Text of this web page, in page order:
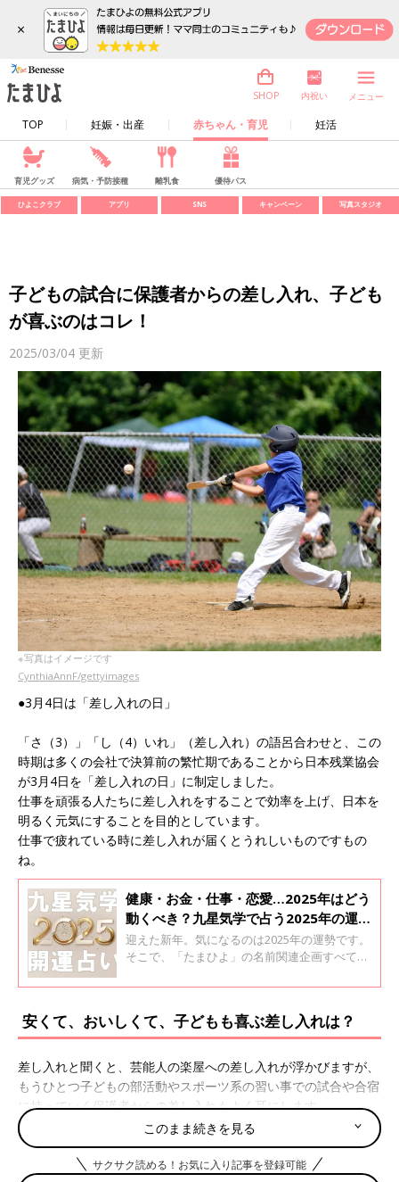
×
TOP 妊娠・出産 赤ちゃん・育児 妊活
SHOP 内祝い メニュー
育児グッズ 病気・予防接種 離乳食 優待パス
ひよこクラブ アプリ SNS キャンペーン 写真スタジオ
子どもの試合に保護者からの差し入れ、子ども
が喜ぶのはコレ！
2025/03/04 更新
※写真はイメージです
CynthiaAnnF/gettyimages
●3月4日は「差し入れの日」
「さ（3）」「し（4）いれ」（差し入れ）の語呂合わせと、この
時期は多くの会社で決算前の繁忙期であることから日本残業協会
が3月4日を「差し入れの日」に制定しました。
仕事を頑張る人たちに差し入れをすることで効率を上げ、日本を
明るく元気にすることを目的としています。
仕事で疲れている時に差し入れが届くとうれしいものですもの
ね。
健康・お金・仕事・恋愛…2025年はどう
動くべき？九星気学で占う2025年の運勢
【栗原里央子監修】
迎えた新年。気になるのは2025年の運勢です。
そこで、「たまひよ」の名前関連企画すべての
識を持つ栗原里央子先生に、九星別の2025年の
運、仕事運、恋愛運、ラッキーカラー、ラッキ
ーアイテムまで、2025年をより幸せに過ごすた
めに気をつけるといいことをお伝えします。
安くて、おいしくて、子どもも喜ぶ差し入れは？
差し入れと聞くと、芸能人の楽屋への差し入れが浮かびますが、
もうひとつ子どもの部活動やスポーツ系の習い事での試合や合宿
に持っていく保護者からの差し入れもよく耳にします。
この差し入れ、意外と頭を悩ますんですよね。
「中学に入り柔道部へ入部しました。私は地区大会の差し入れ係
このまま続きを見る
サクサク読める！お気に入り記事を登録可能